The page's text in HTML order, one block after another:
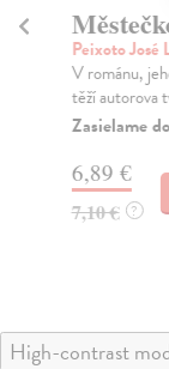
Peixoto José
V románu,
těží autorova
Zasielame
6,89 €
7,10 € ?
High-contrast